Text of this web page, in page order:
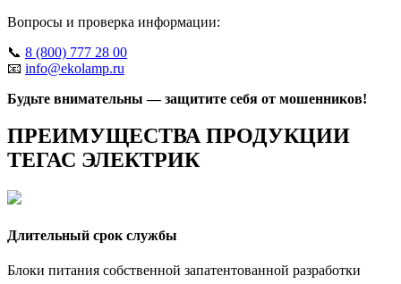
Вопросы и проверка информации:
📞 8 (800) 777 28 00
📧 info@ekolamp.ru
Будьте внимательны — защитите себя от мошенников!
ПРЕИМУЩЕСТВА ПРОДУКЦИИ
ТЕГАС ЭЛЕКТРИК
Длительный срок службы
Блоки питания собственной запатентованной разработки